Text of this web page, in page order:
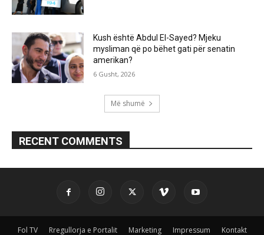
Kush është Abdul El-Sayed? Mjeku
mysliman që po bëhet gati për senatin
amerikan?
6 Gusht, 2026
Më shumë
RECENT COMMENTS
Fol TV Rregullorja e Portalit Marketing Impressum Kontakt